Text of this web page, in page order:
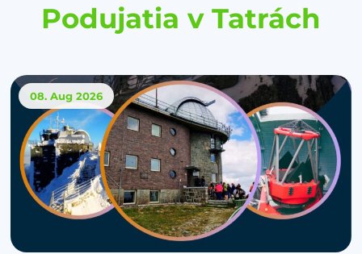
Podujatia v Tatrách
08. Aug 2026